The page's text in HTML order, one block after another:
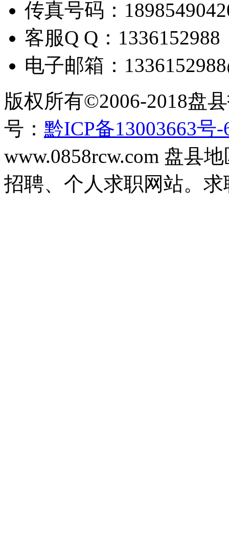
传真号码：
客服Q Q ： 1336152988
电子邮箱：
版权所有©2006-2018盘
号： 黔ICP备13003663号-
www.0858rcw.com 盘县
招聘、个人求职网站。